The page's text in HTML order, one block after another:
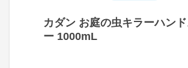
カダン お庭の虫キラーハン
ー 1000mL